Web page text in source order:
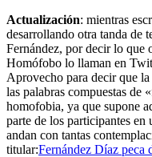
Actualización: mientras
desarrollando otra tanda de
Fernández, por decir lo que
Homófobo lo llaman en
Aprovecho para decir que
las palabras compuestas de
homofobia, ya que supone
parte de los participantes en
andan con tantas
titular:Fernández Díaz peca